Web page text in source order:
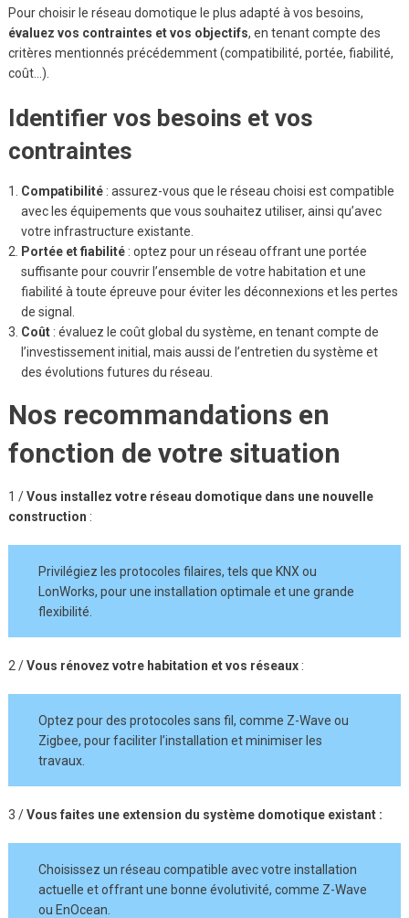
Pour choisir le réseau domotique le plus adapté à vos besoins,
évaluez vos contraintes et vos objectifs, en tenant compte des
critères mentionnés précédemment (compatibilité, portée, fiabilité,
coût…).
Identifier vos besoins et vos
contraintes
Compatibilité : assurez-vous que le réseau choisi est compatible
avec les équipements que vous souhaitez utiliser, ainsi qu’avec
votre infrastructure existante.
Portée et fiabilité : optez pour un réseau offrant une portée
suffisante pour couvrir l’ensemble de votre habitation et une
fiabilité à toute épreuve pour éviter les déconnexions et les pertes
de signal.
Coût : évaluez le coût global du système, en tenant compte de
l’investissement initial, mais aussi de l’entretien du système et
des évolutions futures du réseau.
Nos recommandations en
fonction de votre situation
1 /Vous installez votre réseau domotique dans une nouvelle
construction :
Privilégiez les protocoles filaires, tels que KNX ou
LonWorks, pour une installation optimale et une grande
flexibilité.
2 /Vous rénovez votre habitation et vos réseaux :
Optez pour des protocoles sans fil, comme Z-Wave ou
Zigbee, pour faciliter l’installation et minimiser les
travaux.
3 /Vous faites une extension du système domotique existant :
Choisissez un réseau compatible avec votre installation
actuelle et offrant une bonne évolutivité, comme Z-Wave
ou EnOcean.